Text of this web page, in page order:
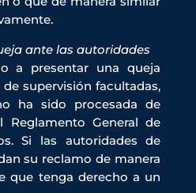
ante las autoridades
a presentar una queja
supervisión facultadas,
ha sido procesada de
General de
Si las autoridades de
su reclamo de manera
que tenga derecho a un